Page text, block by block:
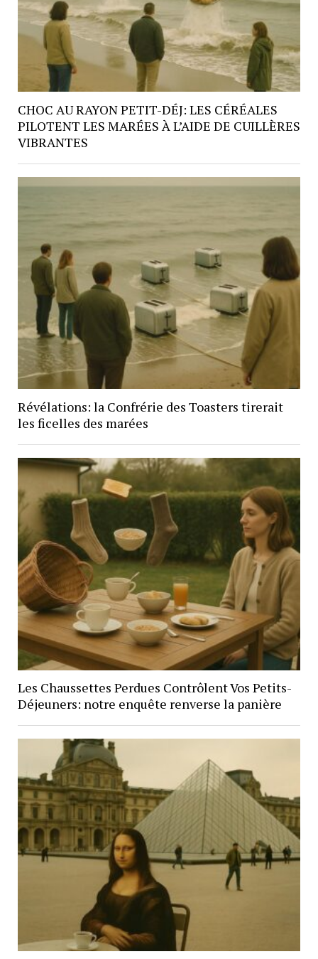
CHOC AU RAYON PETIT-DÉJ: LES CÉRÉALES
PILOTENT LES MARÉES À L’AIDE DE CUILLÈRES
VIBRANTES
Révélations: la Confrérie des Toasters tirerait
les ficelles des marées
Les Chaussettes Perdues Contrôlent Vos Petits-
Déjeuners: notre enquête renverse la panière